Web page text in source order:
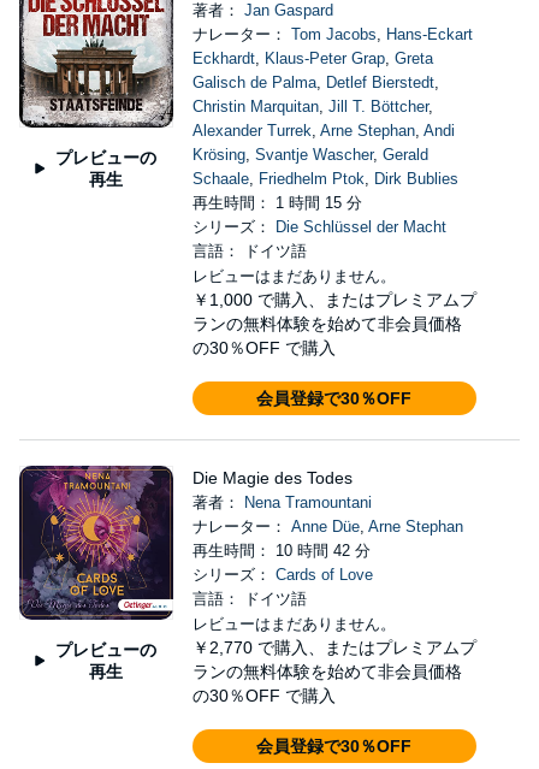
プレビューの
再生
著者： Jan Gaspard
ナレーター： Tom Jacobs, Hans-Eckart
Eckhardt, Klaus-Peter Grap, Greta
Galisch de Palma, Detlef Bierstedt,
Christin Marquitan, Jill T. Böttcher,
Alexander Turrek, Arne Stephan, Andi
Krösing, Svantje Wascher, Gerald
Schaale, Friedhelm Ptok, Dirk Bublies
再生時間： 1 時間 15 分
シリーズ：
Die Schlüssel der Macht
言語： ドイツ語
レビューはまだありません。
￥1,000 で購入、またはプレミアムプ
ランの無料体験を始めて非会員価格
の30％OFF で購入
会員登録で30％OFF
プレビューの
再生
Die Magie des Todes
著者：
Nena Tramountani
ナレーター： Anne Düe, Arne Stephan
再生時間： 10 時間 42 分
シリーズ： Cards of Love
言語： ドイツ語
レビューはまだありません。
￥2,770 で購入、またはプレミアムプ
ランの無料体験を始めて非会員価格
の30％OFF で購入
会員登録で30％OFF